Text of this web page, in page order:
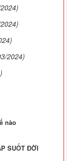
2024)
nào
SUỐT ĐỜI